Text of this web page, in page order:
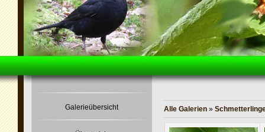
Galerieübersicht Alle Galerien »